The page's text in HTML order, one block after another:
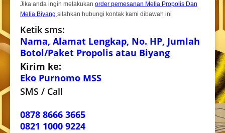
Jika anda ingin melakukan order pemesanan Melia Propolis Dan
Melia Biyang silahkan hubungi kontak kami dibawah ini
Ketik sms:
Nama, Alamat Lengkap, No. HP, Jumlah
Botol/Paket Propolis atau Biyang
Kirim ke:
Eko Purnomo MSS
SMS / Call
0878 8666 3665
0821 1000 9224